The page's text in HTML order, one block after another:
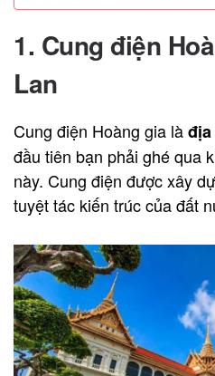
1. Cung điện
Lan
Cung điện Hoàng gia là
đầu tiên bạn phải ghé qua
này. Cung điện được xây
tuyệt tác kiến trúc của đất